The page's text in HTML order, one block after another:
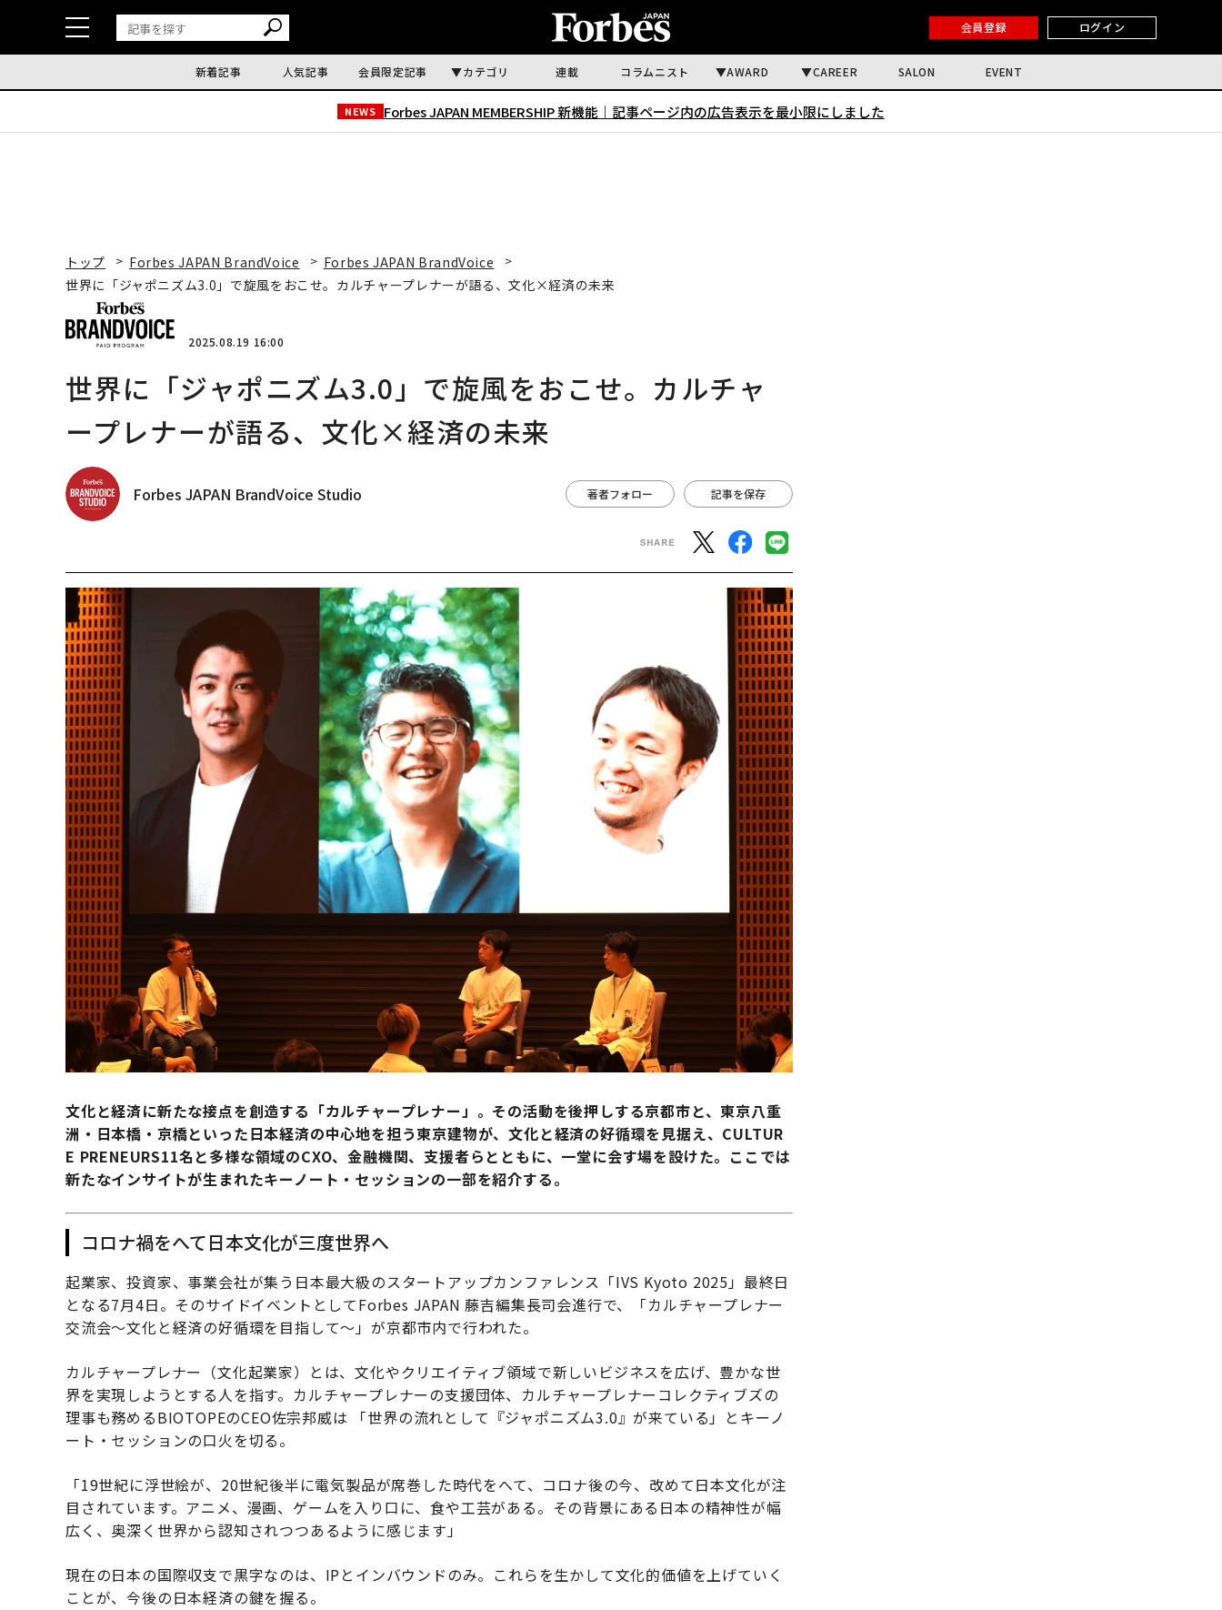
会員登録 ログイン
新着記事 人気記事 会員限定記事 カテゴリ 連載 コラムニスト AWARD CAREER SALON EVENT
NEWS Forbes JAPAN MEMBERSHIP 新機能｜ 記事ページ内の広告表示を最小限にしました
トップ Forbes JAPAN BrandVoice
Forbes JAPAN BrandVoice
世界に「ジャポニズム3.0」で旋風をおこせ。カルチャープレナーが語る、文化×経済の未来
2025.08.19 16:00
世界に「ジャポニズム3.0」で旋風をおこせ。カルチャ
ープレナーが語る、文化×経済の未来
Forbes JAPAN BrandVoice Studio 著者フォロー 記事を保存
文化と経済に新たな接点を創造する「カルチャープレナー」。その活動を後押しする京都市と、東京八重
洲・日本橋・京橋といった日本経済の中心地を担う東京建物が、文化と経済の好循環を見据え、CULTUR
E PRENEURS11名と多様な領域のCXO、金融機関、支援者らとともに、一堂に会す場を設けた。ここでは
新たなインサイトが生まれたキーノート・セッションの一部を紹介する。
コロナ禍をへて日本文化が三度世界へ
起業家、投資家、事業会社が集う日本最大級のスタートアップカンファレンス「IVS Kyoto 2025」最終日
となる7月4日。そのサイドイベントとしてForbes JAPAN 藤吉編集長司会進行で、「カルチャープレナー
交流会～文化と経済の好循環を目指して～」が京都市内で行われた。
カルチャープレナー（文化起業家）とは、文化やクリエイティブ領域で新しいビジネスを広げ、豊かな世
界を実現しようとする人を指す。カルチャープレナーの支援団体、カルチャープレナーコレクティブズの
理事も務めるBIOTOPEのCEO佐宗邦威は 「世界の流れとして『ジャポニズム3.0』が来ている」とキーノ
ート・セッションの口火を切る。
「19世紀に浮世絵が、20世紀後半に電気製品が席巻した時代をへて、コロナ後の今、改めて日本文化が注
目されています。アニメ、漫画、ゲームを入り口に、食や工芸がある。その背景にある日本の精神性が幅
広く、奥深く世界から認知されつつあるように感じます」
現在の日本の国際収支で黒字なのは、IPとインバウンドのみ。これらを生かして文化的価値を上げていく
ことが、今後の日本経済の鍵を握る。